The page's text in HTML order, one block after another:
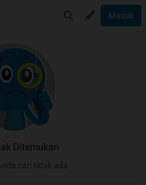
Masuk
Ditemukan
cari tidak ada